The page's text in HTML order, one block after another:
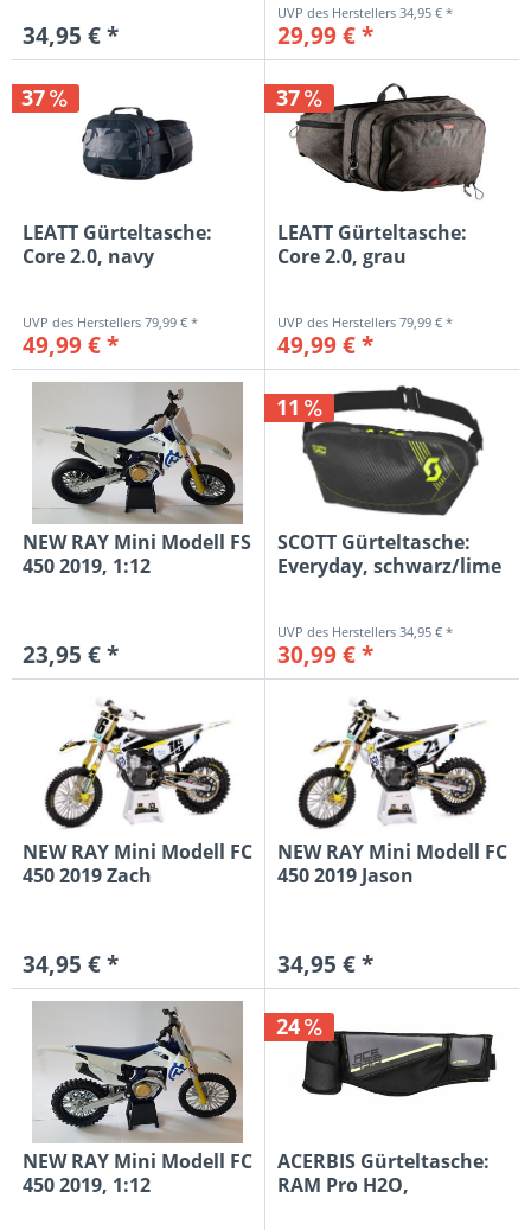
34,95 € *
34,95 € *
29,99 € *
37
LEATT Gürteltasche:
Core 2.0, navy
79,99 € *
49,99 € *
37
LEATT Gürteltasche:
Core 2.0, grau
79,99 € *
49,99 € *
NEW RAY Mini Modell FS
450 2019, 1:12
23,95 € *
11
SCOTT Gürteltasche:
Everyday, schwarz/lime
34,95 € *
30,99 € *
NEW RAY Mini Modell FC
450 2019 Zach
34,95 € *
NEW RAY Mini Modell FC
450 2019 Jason
34,95 € *
NEW RAY Mini Modell FC
450 2019, 1:12
24
ACERBIS Gürteltasche:
RAM Pro H2O,